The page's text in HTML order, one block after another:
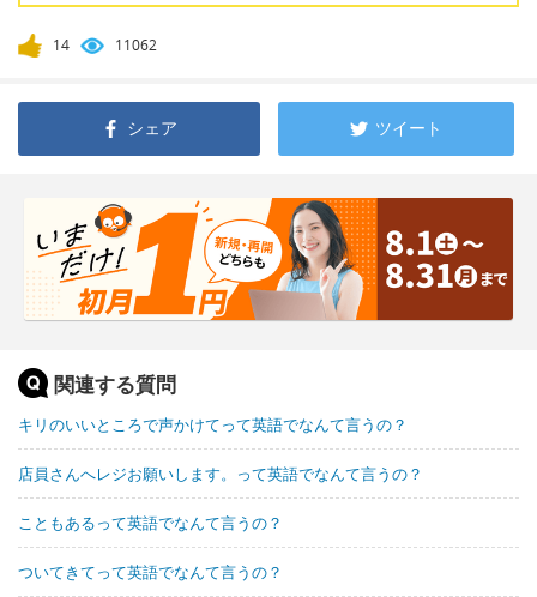
14 11062
シェア ツイート
関連する質問
キリのいいところで声かけてって英語でなんて言うの？
店員さんへレジお願いします。って英語でなんて言うの？
こともあるって英語でなんて言うの？
ついてきてって英語でなんて言うの？